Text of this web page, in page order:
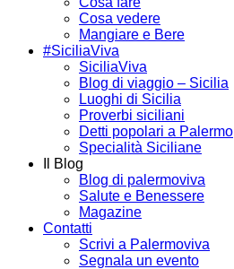
Cosa vedere
Mangiare e Bere
#SiciliaViva
SiciliaViva
Blog di viaggio – Sicilia
Luoghi di Sicilia
Proverbi siciliani
Detti popolari a Palermo
Specialità Siciliane
Il Blog
Blog di palermoviva
Salute e Benessere
Magazine
Contatti
Scrivi a Palermoviva
Segnala un evento